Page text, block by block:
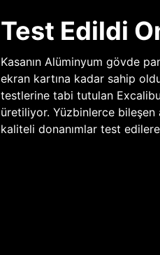
Test Edildi
Kasanın Alüminyum gövde
ekran kartına kadar sahip
testlerine tabi tutulan
üretiliyor. Yüzbinlerce bileşen
kaliteli donanımlar test